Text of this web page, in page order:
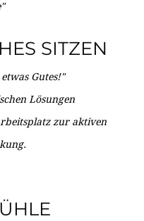
SITZEN
Gutes!"
Lösungen
zur aktiven